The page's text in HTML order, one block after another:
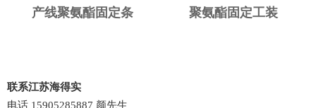
产线聚氨酯固定条 聚氨酯固定工装
联系江苏海得实
电话 15905285887 颜先生